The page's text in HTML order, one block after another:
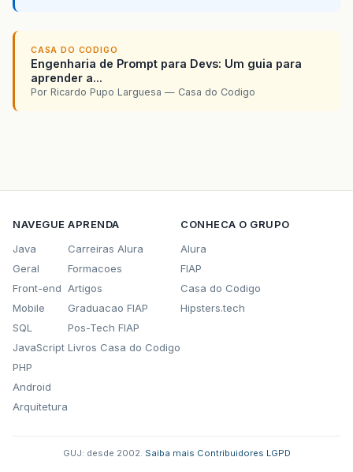
CASA DO CODIGO
Engenharia de Prompt para Devs: Um guia para
aprender a...
Por Ricardo Pupo Larguesa — Casa do Codigo
NAVEGUE
Java
Geral
Front-end
Mobile
SQL
JavaScript
PHP
Android
Arquitetura
APRENDA
Carreiras Alura
Formacoes
Artigos
Graduacao FIAP
Pos-Tech FIAP
Livros Casa do Codigo
CONHECA O GRUPO
Alura
FIAP
Casa do Codigo
Hipsters.tech
GUJ: desde 2002. Saiba mais Contribuidores LGPD